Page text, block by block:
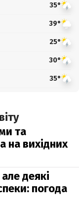
35°
39°
25°
30°
35°
та
на вихідних
деякі
погода